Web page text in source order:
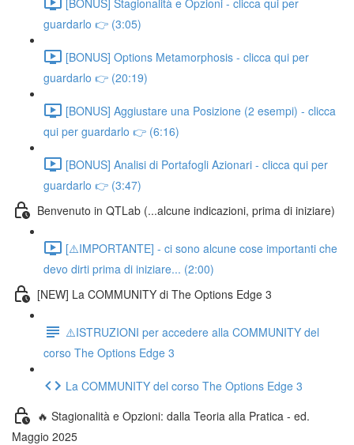
guardarlo 👉 (3:05)
[BONUS] Options Metamorphosis - clicca qui per
guardarlo 👉 (20:19)
[BONUS] Aggiustare una Posizione (2 esempi) - clicca
qui per guardarlo 👉 (6:16)
[BONUS] Analisi di Portafogli Azionari - clicca qui per
guardarlo 👉 (3:47)
Benvenuto in QTLab (...alcune indicazioni, prima di iniziare)
[⚠️IMPORTANTE] - ci sono alcune cose importanti che
devo dirti prima di iniziare... (2:00)
[NEW] La COMMUNITY di The Options Edge 3
⚠️ISTRUZIONI per accedere alla COMMUNITY del
corso The Options Edge 3
La COMMUNITY del corso The Options Edge 3
🔥 Stagionalità e Opzioni: dalla Teoria alla Pratica - ed.
Maggio 2025